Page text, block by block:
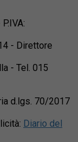
- Direttore
- Tel. 015
d.lgs. 70/2017
Diario del